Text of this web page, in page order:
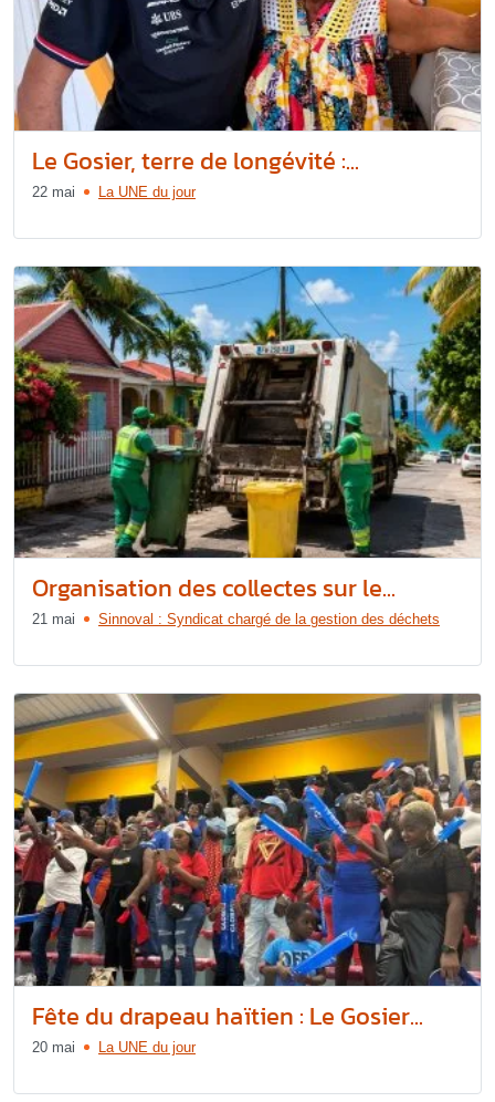
Le Gosier, terre de longévité :...
22 mai La UNE du jour
Organisation des collectes sur le...
21 mai Sinnoval : Syndicat chargé de la gestion des déchets
Fête du drapeau haïtien : Le Gosier...
20 mai La UNE du jour